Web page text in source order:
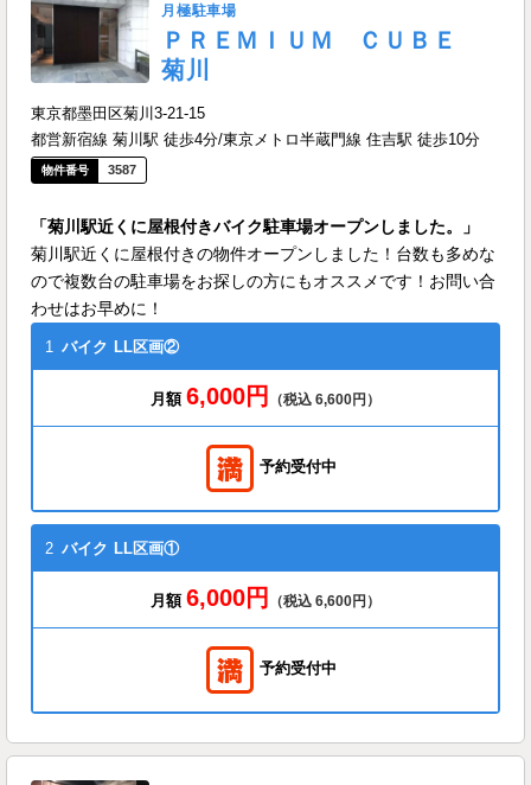
月極駐車場
ＰＲＥＭＩＵＭ ＣＵＢＥ
菊川
東京都墨田区菊川3-21-15
都営新宿線 菊川駅 徒歩4分/東京メトロ半蔵門線 住吉駅 徒歩10分
3587
「菊川駅近くに屋根付きバイク駐車場オープンしました。」
菊川駅近くに屋根付きの物件オープンしました！台数も多めな
ので複数台の駐車場をお探しの方にもオススメです！お問い合
わせはお早めに！
1 バイク LL区画②
月額 6,000円 （税込 6,600円）
予約受付中
2 バイク LL区画①
月額 6,000円 （税込 6,600円）
予約受付中